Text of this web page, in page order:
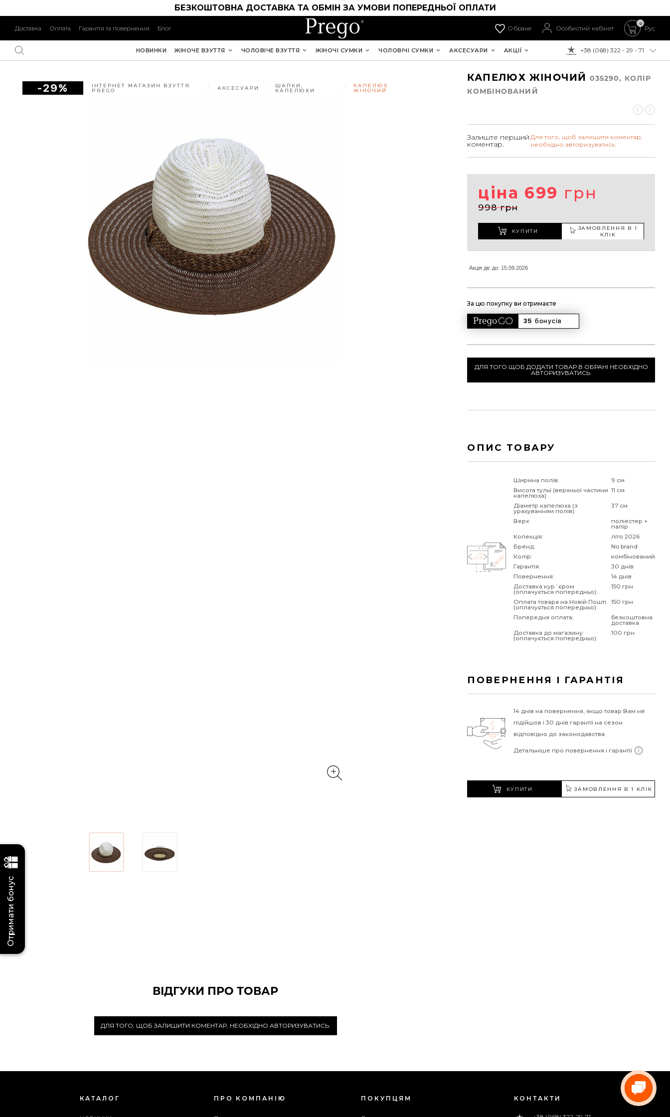
БЕЗКОШТОВНА ДОСТАВКА ТА ОБМІН ЗА УМОВИ ПОПЕРЕДНЬОЇ ОПЛАТИ
Доставка Оплата Гарантія та повернення Блог Обране Особистий кабінет
0
Рус
ДО ОПЛАТИ:
+38 (068) 322 - 29 - 71
НОВИНКИ ЖІНОЧЕ ВЗУТТЯ ЧОЛОВІЧЕ ВЗУТТЯ ЖІНОЧІ СУМКИ ЧОЛОВІЧІ СУМКИ АКСЕСУАРИ АКЦІЇ
-29% ІНТЕРНЕТ МАГАЗИН ВЗУТТЯ
PREGO АКСЕСУАРИ ШАПКИ,
КАПЕЛЮХИ
КАПЕЛЮХ
ЖІНОЧИЙ
ВІДГУКИ ПРО ТОВАР
ДЛЯ ТОГО, ЩОБ ЗАЛИШИТИ КОМЕНТАР, НЕОБХІДНО АВТОРИЗУВАТИСЬ.
КАПЕЛЮХ ЖІНОЧИЙ 035290, КОЛIР
КОМБІНОВАНИЙ
Залиште перший
коментар.
Для того, щоб залишити коментар,
необхідно авторизуватись.
ціна 699 грн
998 грн
КУПИТИ
ЗАМОВЛЕННЯ В 1
КЛІК
Акція діє до: 15.09.2026
За цю покупку ви отримаєте
35 бонусів
ДЛЯ ТОГО ЩОБ ДОДАТИ ТОВАР В ОБРАНІ НЕОБХІДНО
АВТОРИЗУВАТИСЬ.
ОПИС ТОВАРУ
Ширина полів:
9 см
Висота тульї (верхньої частини
капелюха):
11 см
Діаметр капелюха (з
урахуванням полів):
37 см
Верх: поліестер +
папір
Колекція:
літо 2026
Бренд:
No brand
Колір:
комбінований
Гарантія:
30 днів
Повернення:
14 днів
Доставка кур`єром
(оплачується попередньо):
150 грн
Оплата товара на Новій Пошті
(оплачується попередньо):
150 грн
Попередня оплата: безкоштовна
доставка
Доставка до магазину
(оплачується попередньо):
100 грн
ПОВЕРНЕННЯ І ГАРАНТІЯ
14 днів на повернення, якщо товар Вам не
підійшов і 30 днів гарантії на сезон
відповідно до законодавства.
Детальніше про повернення і гарантії
КУПИТИ ЗАМОВЛЕННЯ В 1 КЛІК
КАТАЛОГ ПРО КОМПАНІЮ ПОКУПЦЯМ КОНТАКТИ
Отримати бонус